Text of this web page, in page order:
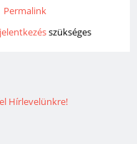
Permalink
szükséges
Hírlevelünkre!